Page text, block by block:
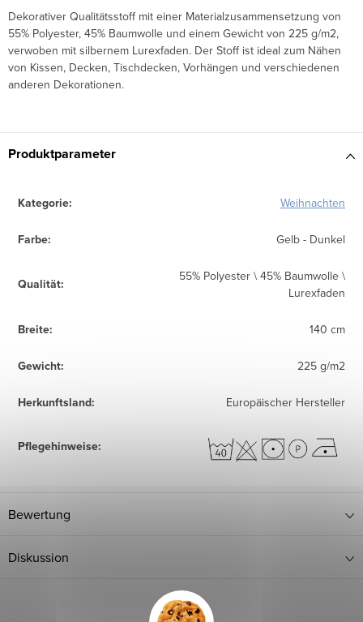
Dekorativer Qualitätsstoff mit einer Materialzusammensetzung von
55% Polyester, 45% Baumwolle und einem Gewicht von 225 g/m2,
verwoben mit silbernem Lurexfaden. Der Stoff ist ideal zum Nähen
von Kissen, Decken, Tischdecken, Vorhängen und verschiedenen
anderen Dekorationen.
Produktparameter
Kategorie: Weihnachten
Farbe: Gelb - Dunkel
Qualität:
55% Polyester \ 45% Baumwolle \
Lurexfaden
Breite: 140 cm
Gewicht: 225 g/m2
Herkunftsland: Europäischer Hersteller
Pflegehinweise:
Bewertung
Diskussion